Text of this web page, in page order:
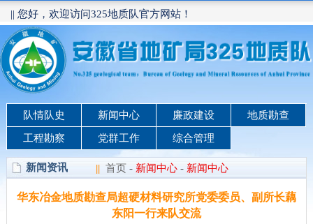
|| 您好，欢迎访问325地质队官方网站！
队情队史 新闻中心 廉政建设 地质勘查
工程勘察 党群工作 综合管理
新闻资讯 || 首页 - 新闻中心 - 新闻中心
华东冶金地质勘查局超硬材料研究所党委委员、副所长藕
东阳一行来队交流